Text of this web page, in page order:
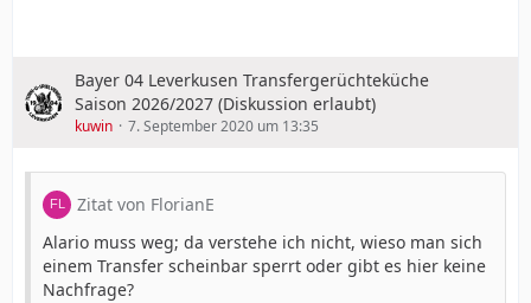
Bayer 04 Leverkusen Transfergerüchteküche
Saison 2026/2027 (Diskussion erlaubt)
kuwin 7. September 2020 um 13:35
Zitat von FlorianE
Alario muss weg; da verstehe ich nicht, wieso man sich
einem Transfer scheinbar sperrt oder gibt es hier keine
Nachfrage?